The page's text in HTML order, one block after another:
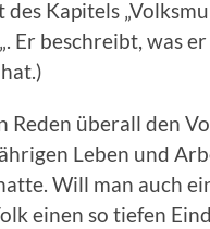
Kapitels
„. Er beschreibt, was
Reden überall den
Leben und
Will man auch
einen so tiefen